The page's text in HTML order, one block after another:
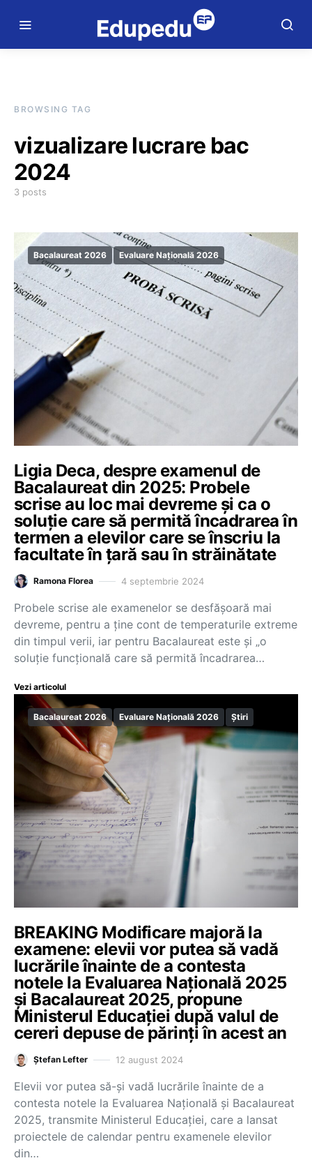
BROWSING TAG
vizualizare lucrare bac
2024
3 posts
Bacalaureat 2026 Evaluare Națională 2026
Ligia Deca, despre examenul de
Bacalaureat din 2025: Probele
scrise au loc mai devreme și ca o
soluție care să permită încadrarea în
termen a elevilor care se înscriu la
facultate în țară sau în străinătate
Ramona Florea 4 septembrie 2024
Probele scrise ale examenelor se desfășoară mai
devreme, pentru a ține cont de temperaturile extreme
din timpul verii, iar pentru Bacalaureat este și „o
soluție funcțională care să permită încadrarea…
Vezi articolul
Bacalaureat 2026 Evaluare Națională 2026 Știri
BREAKING Modificare majoră la
examene: elevii vor putea să vadă
lucrările înainte de a contesta
notele la Evaluarea Națională 2025
și Bacalaureat 2025, propune
Ministerul Educației după valul de
cereri depuse de părinți în acest an
Ștefan Lefter 12 august 2024
Elevii vor putea să-și vadă lucrările înainte de a
contesta notele la Evaluarea Națională și Bacalaureat
2025, transmite Ministerul Educației, care a lansat
proiectele de calendar pentru examenele elevilor
din…